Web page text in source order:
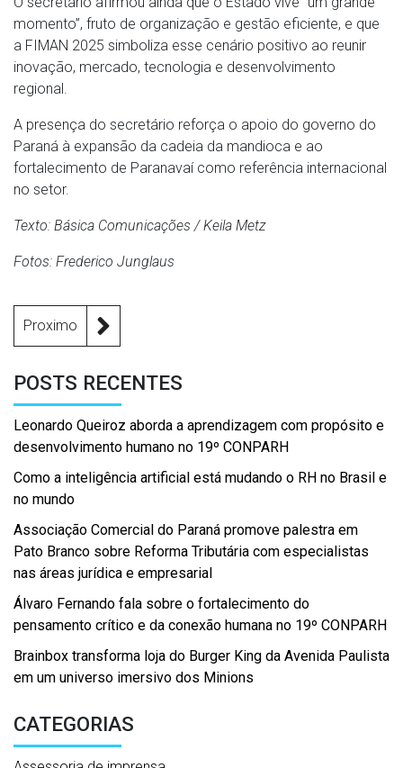
momento”, fruto de organização e gestão eficiente, e que
a FIMAN 2025 simboliza esse cenário positivo ao reunir
inovação, mercado, tecnologia e desenvolvimento
regional.
A presença do secretário reforça o apoio do governo do
Paraná à expansão da cadeia da mandioca e ao
fortalecimento de Paranavaí como referência internacional
no setor.
Texto: Básica Comunicações / Keila Metz
Fotos: Frederico Junglaus
Proximo
POSTS RECENTES
Leonardo Queiroz aborda a aprendizagem com propósito e
desenvolvimento humano no 19º CONPARH
Como a inteligência artificial está mudando o RH no Brasil e
no mundo
Associação Comercial do Paraná promove palestra em
Pato Branco sobre Reforma Tributária com especialistas
nas áreas jurídica e empresarial
Álvaro Fernando fala sobre o fortalecimento do
pensamento crítico e da conexão humana no 19º CONPARH
Brainbox transforma loja do Burger King da Avenida Paulista
em um universo imersivo dos Minions
CATEGORIAS